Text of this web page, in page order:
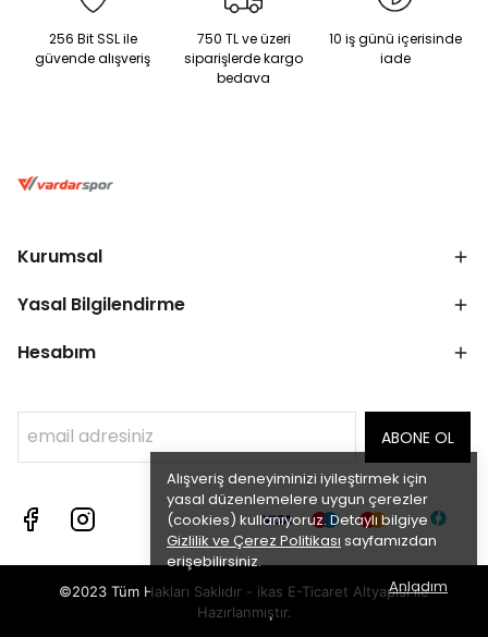
Alışveriş deneyiminizi iyileştirmek için
yasal düzenlemelere uygun çerezler
(cookies) kullanıyoruz. Detaylı bilgiye
Gizlilik ve Çerez Politikası sayfamızdan
erişebilirsiniz.
Anladım
256 Bit SSL ile
güvende alışveriş
750 TL ve üzeri
siparişlerde kargo
bedava
10 iş günü içerisinde
iade
Kurumsal
Yasal Bilgilendirme
Hesabım
ABONE OL
©2023 Tüm Hakları Saklıdır - ikas E-Ticaret Altyapısı ile
Hazırlanmıştır.